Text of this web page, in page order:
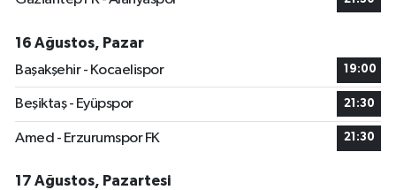
16 Ağustos, Pazar
Başakşehir - Kocaelispor
19:00
Beşiktaş - Eyüpspor 21:30
Amed - Erzurumspor FK 21:30
17 Ağustos, Pazartesi